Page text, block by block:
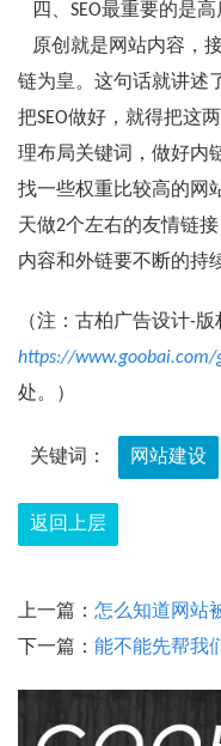
四、SEO最重要的是
原创就是网站内容，
链为皇。这句话就讲述
把SEO做好，就得把这
理布局关键词，做好内
找一些权重比较高的网
天做2个左右的友情链
内容和外链要不断的持
（注：古柏广告设计-版
https://
处。）
关键词： 网站建设
返回上层
上一篇： 怎么知道网站
下一篇： 能不能先帮我